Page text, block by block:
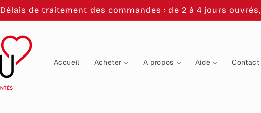
Délais de traitement des commandes : de 2 à 4 jours
Accueil Acheter A propos Aide Contact